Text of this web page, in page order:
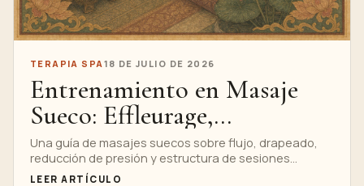
TERAPIA SPA18 DE JULIO DE 2026
Entrenamiento en Masaje
Sueco: Effleurage,
Amasamiento y Flujo Seguro
Una guía de masajes suecos sobre flujo, drapeado,
reducción de presión y estructura de sesiones
profesionales tranquilas. Muestra lo que los
LEER ARTÍCULO